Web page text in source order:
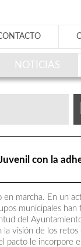
NOTICIAS
con la
en marcha. En un
municipales han
del
visión de los retos
pacto le incorpore